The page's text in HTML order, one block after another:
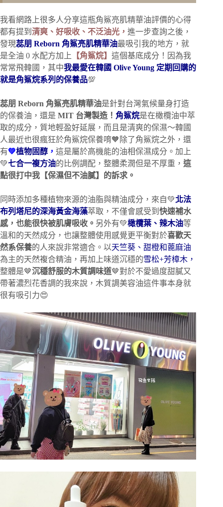
我看網路上很多人分享這瓶角鯊亮肌精華油評價的心得
都有提到 清爽、好吸收、不泛油光， 進一步查詢之後，
發現蕊朋 Reborn 角鯊亮肌精華油最吸引我的地方，就
是全油 0 水配方加上
【角鯊烷】 這個基底成分！ 因為我
常常飛韓國，其中我最愛在韓國 Olive Young 定期回購的
就是角鯊烷系列的保養品💯
蕊朋 Reborn 角鯊亮肌精華油是針對台灣氣候量身打造
的保養油，還是 MIT 台灣製造！ 角鯊烷是在橄欖油中萃
取的成分，質地輕盈好延展，而且是清爽的保濕～韓國
人最近也很瘋狂於角鯊烷保養唷🧡除了角鯊烷之外，還
有💚植物固醇 ， 這是屬於高機能的油相保濕成分。加上
💚七合一複方油的比例調配，整體柔潤但是不厚重， 這
點很打中我【保濕但不油膩】的訴求。
同時添加多種植物來源的油脂與精油成分，來自💚北法
布列塔尼的深海黃金海藻萃取，不僅會感受到 快速補水
感，也能很快被肌膚吸收。 另外有💚橄欖葉、辣木油等
溫和的天然成分，也讓整體使用感覺更平衡對於喜歡天
然系保養的人來說非常適合。以天竺葵、甜橙和蓖麻油
為主的天然複合精油，再加上味道沉穩的雪松+芳樟木，
整體是🤎沉穩舒服的木質調味道🤎對於不愛過度甜膩又
帶著濃烈花香調的我來說，木質調美容油這件事本身就
很有吸引力😍